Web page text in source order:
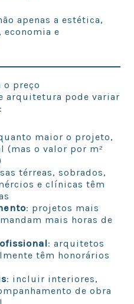
apenas a estética,
economia e
o preço
arquitetura pode variar
maior o projeto,
(mas o valor por m²
térreas, sobrados,
e clínicas têm
: projetos mais
mais horas de
: arquitetos
têm honorários
: incluir interiores,
de obra